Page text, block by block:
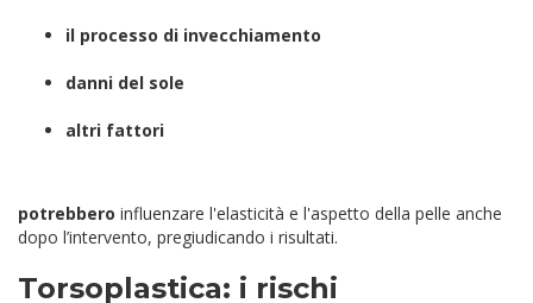
il processo di invecchiamento
danni del sole
altri fattori
potrebbero influenzare l'elasticità e l'aspetto della pelle anche
dopo l’intervento, pregiudicando i risultati.
Torsoplastica: i rischi